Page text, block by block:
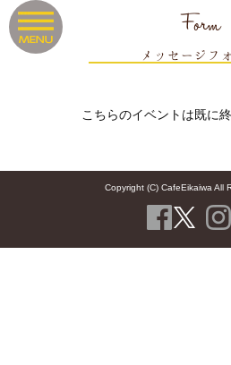
Form
メッセージフ
こちらのイベントは既に
Copyright (C) CafeEikaiwa All